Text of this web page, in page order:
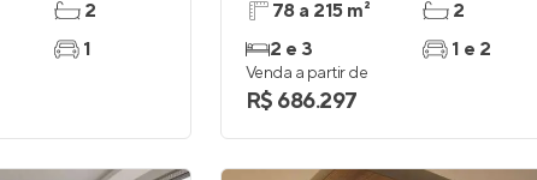
2
1
78 a 215 m²
2 e 3
2
1 e 2
Venda a partir de
R$ 686.297